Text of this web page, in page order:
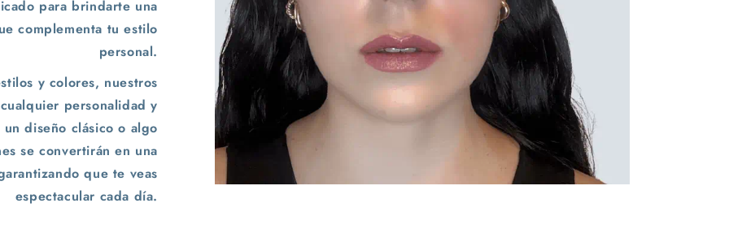
para brindarte una
complementa tu estilo
personal.
y colores, nuestros
personalidad y
diseño clásico o algo
se convertirán en una
que te veas
espectacular cada día.